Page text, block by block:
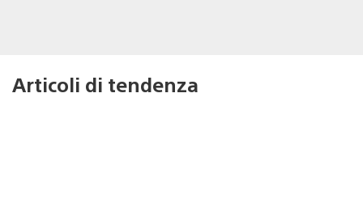
Articoli di tendenza